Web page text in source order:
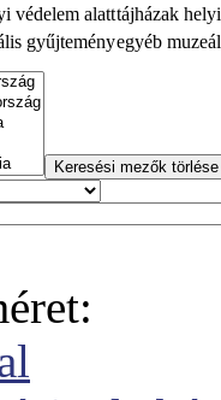
tájházak
egyéb